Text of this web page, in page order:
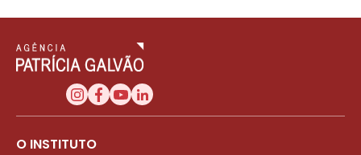
O INSTITUTO